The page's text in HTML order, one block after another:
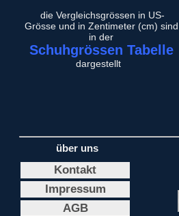
die Vergleichsgrössen in US-
Grösse und in Zentimeter (cm) sind
in der
Schuhgrössen Tabelle
dargestellt
über uns
Kontakt
Impressum
AGB